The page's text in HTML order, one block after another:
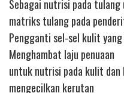
Sebagai nutrisi pada
matriks tulang pada
Pengganti sel-sel kulit
Menghambat laju penuaan
untuk nutrisi pada kulit dan
mengecilkan kerutan